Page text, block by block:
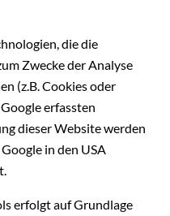
die die
Zwecke der Analyse
(z.B. Cookies oder
erfassten
dieser Website werden
in den USA
erfolgt auf Grundlage